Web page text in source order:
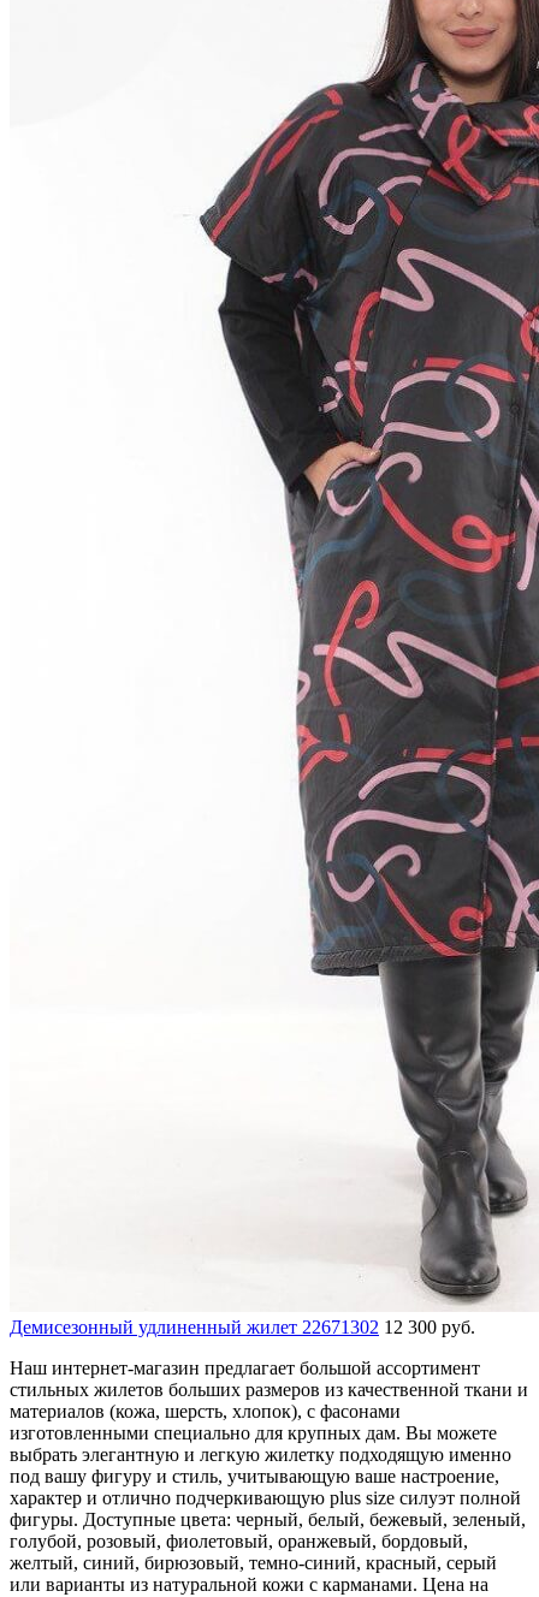
Демисезонный удлиненный жилет 22671302 12 300 руб.
Наш интернет-магазин предлагает большой ассортимент
стильных жилетов больших размеров из качественной ткани и
материалов (кожа, шерсть, хлопок), с фасонами
изготовленными специально для крупных дам. Вы можете
выбрать элегантную и легкую жилетку подходящую именно
под вашу фигуру и стиль, учитывающую ваше настроение,
характер и отлично подчеркивающую plus size силуэт полной
фигуры. Доступные цвета: черный, белый, бежевый, зеленый,
голубой, розовый, фиолетовый, оранжевый, бордовый,
желтый, синий, бирюзовый, темно-синий, красный, серый
или варианты из натуральной кожи с карманами. Цена на